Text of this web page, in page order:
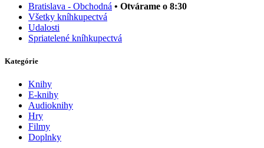
Bratislava - Obchodná • Otvárame o 8:30
Všetky kníhkupectvá
Udalosti
Spriatelené kníhkupectvá
Kategórie
Knihy
E-knihy
Audioknihy
Hry
Filmy
Doplnky